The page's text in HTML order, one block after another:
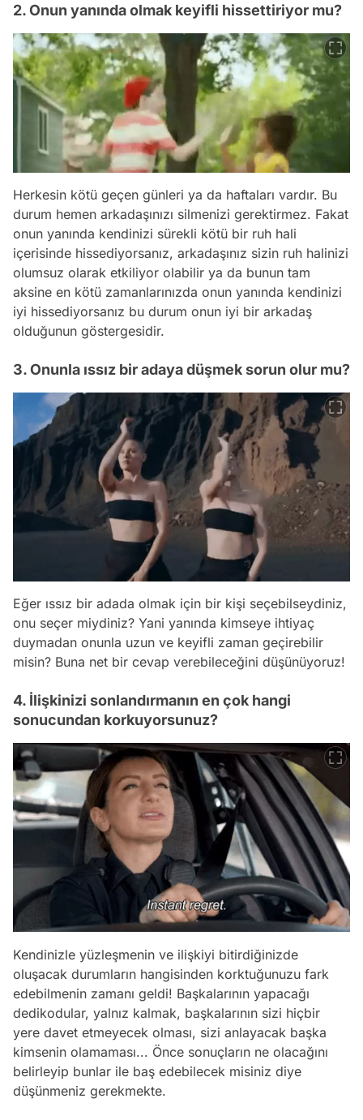
2. Onun yanında olmak keyifli hissettiriyor mu?
Herkesin kötü geçen günleri ya da haftaları vardır. Bu
durum hemen arkadaşınızı silmenizi gerektirmez. Fakat
onun yanında kendinizi sürekli kötü bir ruh hali
içerisinde hissediyorsanız, arkadaşınız sizin ruh halinizi
olumsuz olarak etkiliyor olabilir ya da bunun tam
aksine en kötü zamanlarınızda onun yanında kendinizi
iyi hissediyorsanız bu durum onun iyi bir arkadaş
olduğunun göstergesidir.
3. Onunla ıssız bir adaya düşmek sorun olur mu?
Eğer ıssız bir adada olmak için bir kişi seçebilseydiniz,
onu seçer miydiniz? Yani yanında kimseye ihtiyaç
duymadan onunla uzun ve keyifli zaman geçirebilir
misin? Buna net bir cevap verebileceğini düşünüyoruz!
4. İlişkinizi sonlandırmanın en çok hangi
sonucundan korkuyorsunuz?
Kendinizle yüzleşmenin ve ilişkiyi bitirdiğinizde
oluşacak durumların hangisinden korktuğunuzu fark
edebilmenin zamanı geldi! Başkalarının yapacağı
dedikodular, yalnız kalmak, başkalarının sizi hiçbir
yere davet etmeyecek olması, sizi anlayacak başka
kimsenin olamaması... Önce sonuçların ne olacağını
belirleyip bunlar ile baş edebilecek misiniz diye
düşünmeniz gerekmekte.